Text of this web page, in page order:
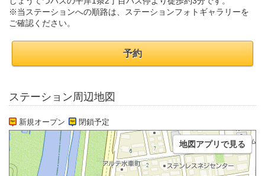
※当ステーションへの順路は、ステーションフォトギャラリーを
ご確認ください。
予約
ステーション周辺地図
新規オープン 閉鎖予定
地図アプリで見る